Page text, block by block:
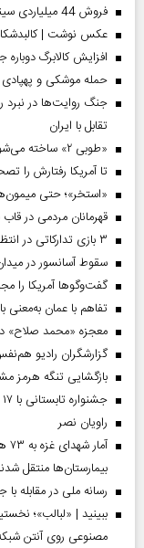
فروش 44 میلیاردی سینما در دومین هفته‌ی مرداد
عکس نوشت |
افزایش کالابرگ
حمله موشکی و
جنگ روایت‌ها در نبرد
تقابل با ایران
«طوبی ۲» ساخته می‌شود؟؛ آخرین خبر از فصل دوم سریال پربیننده تلویزیون
تا آمریکا رفتارش را
«استخر»‌‌؛ حتی
قهرمانان مردمی در
۳ بازی تدارکاتی در انتظار تیم ملی ایران در فیفادی مهر
سقوط آسانسور در میدان آرژانتین ۹
گفت‌وگوها آمریکا را
تفاهم با عمان
معجزه «محمد صلاح»
گزارشگران رادیو
بازگشایی تنگه هرمز
جشنواره تابستانی با ۱۷ فیلم سینمایی و انیمیشن روی آنتن تلویزیون
راویان نصر
بیمارستان‌ها منتقل
رسانه ملی در مقابله
ببینید | «لبالب»؛
مصنوعی روی آنتن